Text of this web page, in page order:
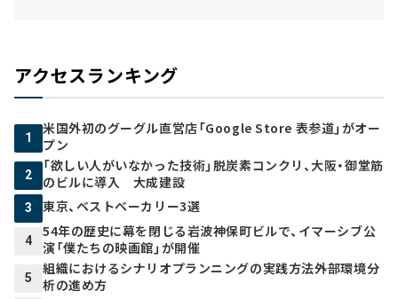
アクセスランキング
1
米国外初のグーグル直営店「Google Store 表参道」がオー
プン
2
「欲しい人がいなかった技術」脱炭素コンクリ、大阪・御堂筋
のビルに導入 大成建設
3 東京、ベストベーカリー3選
4
54年の歴史に幕を閉じる岩波神保町ビルで、イマーシブ公
演「僕たちの映画館」が開催
5
組織におけるシナリオプランニングの実践方法――外部環境分
析の進め方